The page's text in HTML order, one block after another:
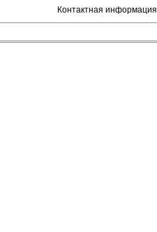
Контактная информация